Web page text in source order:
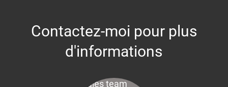
Contactez-moi pour plus
d'informations